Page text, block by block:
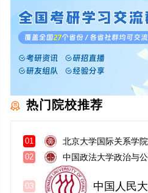
热门院校推荐
01 北京大学国际关系学院
02
03